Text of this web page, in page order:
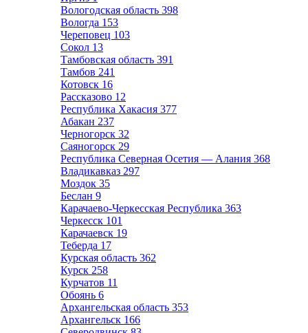
Вологодская область 398
Вологда 153
Череповец 103
Сокол 13
Тамбовская область 391
Тамбов 241
Котовск 16
Рассказово 12
Республика Хакасия 377
Абакан 237
Черногорск 32
Саяногорск 29
Республика Северная Осетия — Алания 368
Владикавказ 297
Моздок 35
Беслан 9
Карачаево-Черкесская Республика 363
Черкесск 101
Карачаевск 19
Теберда 17
Курская область 362
Курск 258
Курчатов 11
Обоянь 6
Архангельская область 353
Архангельск 166